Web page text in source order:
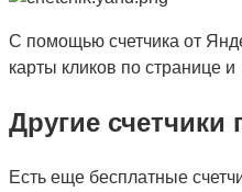
С помощью счетчика от
карты кликов по странице
Другие счетчики
Есть еще бесплатные